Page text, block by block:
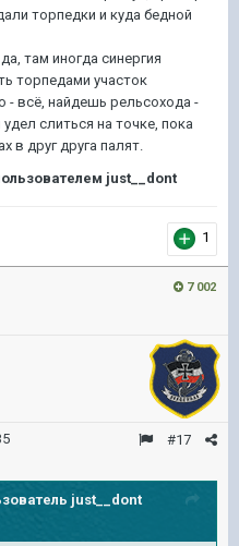
торпедки и куда бедной
там иногда синергия
торпедами участок
- всё, найдешь рельсохода -
слиться на точке, пока
в друг друга палят.
just__dont
1
7 002
#17
just__dont